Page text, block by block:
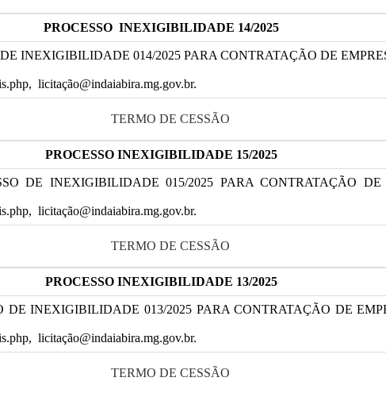
PROCESSO INEXIGIBILIDADE 14/2025
INEXIGIBILIDADE 014/2025 PARA CONTRATAÇÃO DE
licitação@indaiabira.mg.gov.br.
TERMO DE CESSÃO
PROCESSO INEXIGIBILIDADE 15/2025
DE INEXIGIBILIDADE 015/2025 PARA CONTRATAÇÃO DE
licitação@indaiabira.mg.gov.br.
TERMO DE CESSÃO
PROCESSO INEXIGIBILIDADE 13/2025
INEXIGIBILIDADE 013/2025 PARA CONTRATAÇÃO DE
licitação@indaiabira.mg.gov.br.
TERMO DE CESSÃO